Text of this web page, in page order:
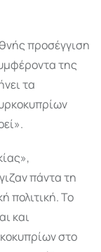
προσέγγιση
της
τα
πάντα τη
πολιτική. Το
και
στο